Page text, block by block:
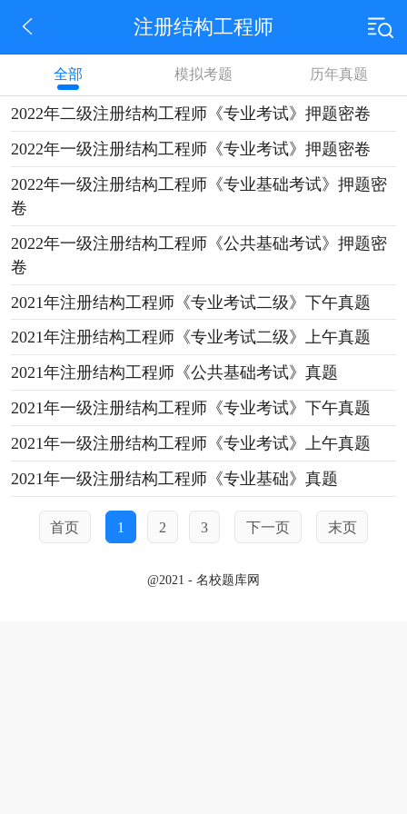
注册结构工程师
全部 模拟考题 历年真题
2022年二级注册结构工程师《专业考试》押题密卷
2022年一级注册结构工程师《专业考试》押题密卷
2022年一级注册结构工程师《专业基础考试》押题密
卷
2022年一级注册结构工程师《公共基础考试》押题密
卷
2021年注册结构工程师《专业考试二级》下午真题
2021年注册结构工程师《专业考试二级》上午真题
2021年注册结构工程师《公共基础考试》真题
2021年一级注册结构工程师《专业考试》下午真题
2021年一级注册结构工程师《专业考试》上午真题
2021年一级注册结构工程师《专业基础》真题
首页 1 2 3 下一页 末页
@2021 - 名校题库网